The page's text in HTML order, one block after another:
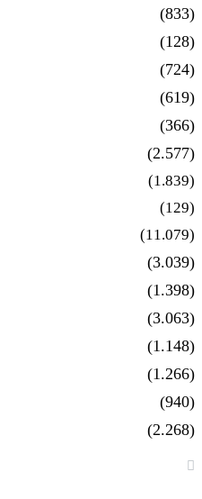
(833)
(128)
(724)
(619)
(366)
(2.577)
(1.839)
(129)
(11.079)
(3.039)
(1.398)
(3.063)
(1.148)
(1.266)
(940)
(2.268)